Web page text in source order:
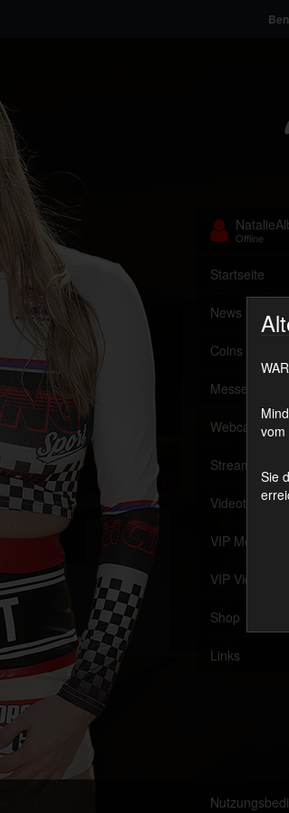
Offline
Startseite
News
Coins aufladen
Messenger
Webcam
Streaming
Videothek
VIP Member
VIP Videothek
Shop
Links
vom
Sie